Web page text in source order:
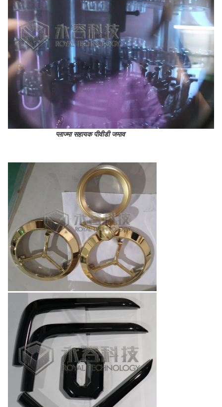
प्लाज्मा सहायक पीवीडी जमाव